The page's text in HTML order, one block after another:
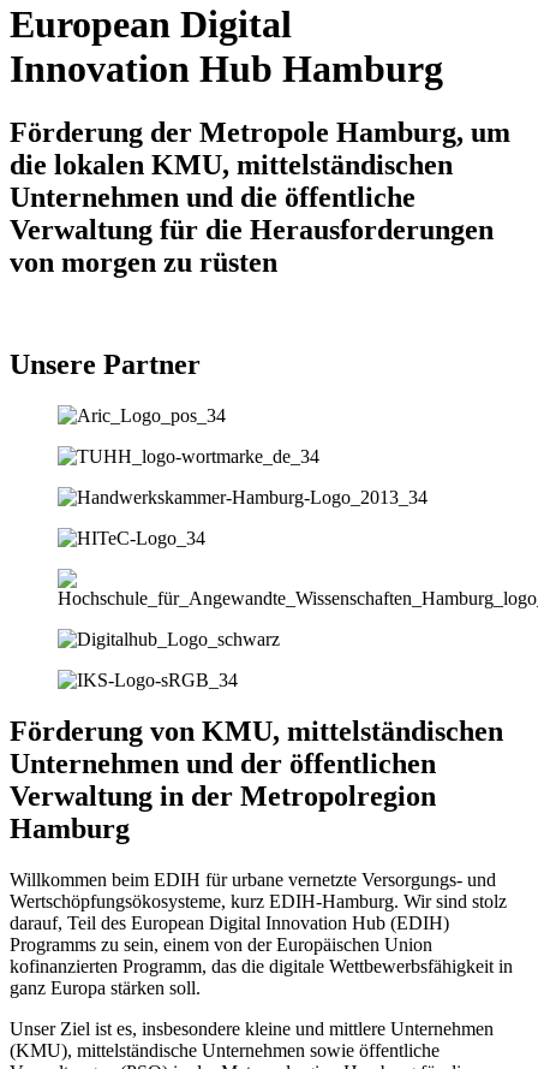
European Digital
Innovation Hub Hamburg
Förderung der Metropole Hamburg, um
die lokalen KMU, mittelständischen
Unternehmen und die öffentliche
Verwaltung für die Herausforderungen
von morgen zu rüsten
Unsere Partner
Förderung von KMU, mittelständischen
Unternehmen und der öffentlichen
Verwaltung in der Metropolregion
Hamburg
Willkommen beim EDIH für urbane vernetzte Versorgungs- und
Wertschöpfungsökosysteme, kurz EDIH-Hamburg. Wir sind stolz
darauf, Teil des European Digital Innovation Hub (EDIH)
Programms zu sein, einem von der Europäischen Union
kofinanzierten Programm, das die digitale Wettbewerbsfähigkeit in
ganz Europa stärken soll.
Unser Ziel ist es, insbesondere kleine und mittlere Unternehmen
(KMU), mittelständische Unternehmen sowie öffentliche